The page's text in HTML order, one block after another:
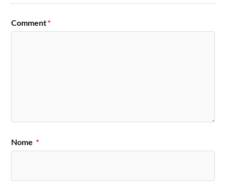
Comment*
Nome *